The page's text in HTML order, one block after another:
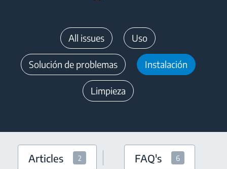
All issues Uso
Solución de problemas Instalación
Limpieza
Articles 2 FAQ's 6